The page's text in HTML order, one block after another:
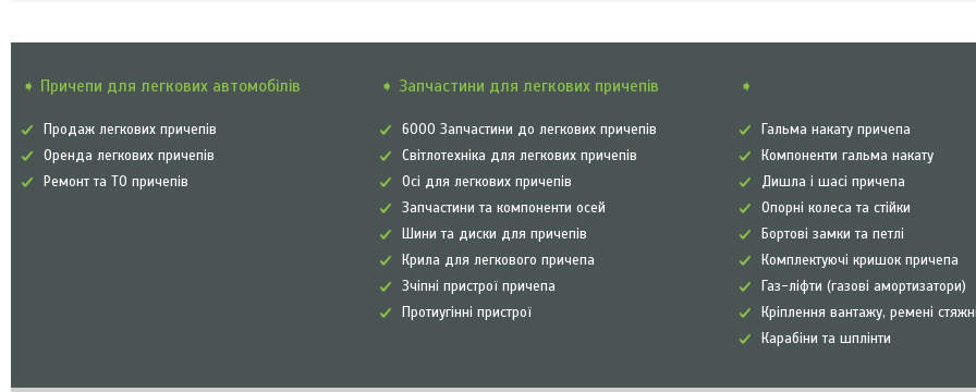
➧ Причепи для легкових автомобілів
Продаж легкових причепів
Оренда легкових причепів
Ремонт та ТО причепів
➧ Запчастини для легкових причепів
6000 Запчастини до легкових причепів
Світлотехніка для легкових причепів
Осі для легкових причепів
Запчастини та компоненти осей
Шини та диски для причепів
Крила для легкового причепа
Зчіпні пристрої причепа
Протиугінні пристрої
➧
Гальма накату причепа
Компоненти гальма накату
Дишла і шасі причепа
Опорні колеса та стійки
Бортові замки та петлі
Комплектуючі кришок причепа
Газ-ліфти (газові амортизатори)
Кріплення вантажу, ремені стяжні
Карабіни та шплінти